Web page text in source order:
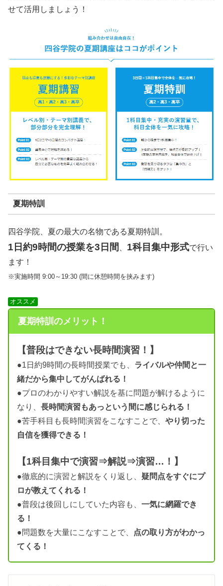
せて活用しましょう！
夏期特訓
四谷学院、夏の最大の名物である夏期特訓。
1日約9時間の授業を3日間 1科目集中形式で行い
ます！
※実施時間 9:00～19:30 (間に休憩時間を挟みます)
オススメ
夏期特訓のメリット！
【普段はできない長時間演習！】
●1日約9時間の長時間授業でも、 ライバルや仲間と一
緒だから集中してがんばれる！
●プロのわかりやすい解説を基に問題が解けるように
なり、 長時間演習もあっという間に感じられる！
●苦手科目も長時間演習をこなすことで、 やり切った
自信を獲得できる！
【1科目集中で演習⇒解説⇒演習…！】
●徹底的に演習と解説をくり返し、 疑問点をすぐにプ
ロが教えてくれる！
●普段は後回しにしていた内容も、 一気に網羅でき
る！
●問題数を大量にこなすことで、
点の取り方がわかっ
てくる！